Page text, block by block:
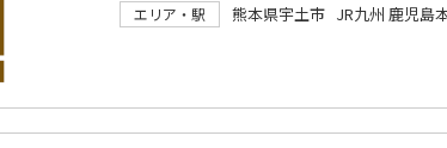
エリア・駅
熊本県宇土市 JR九州 鹿児島